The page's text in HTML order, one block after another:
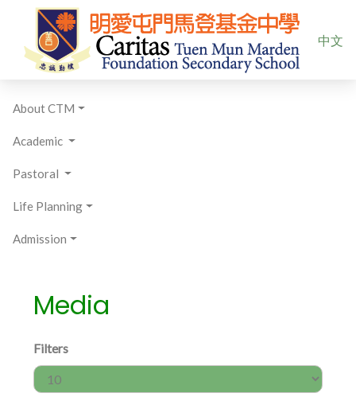
Select
中文
About CTM
Academic
Pastoral
Life Planning
Admission
Media
Filters
Display #